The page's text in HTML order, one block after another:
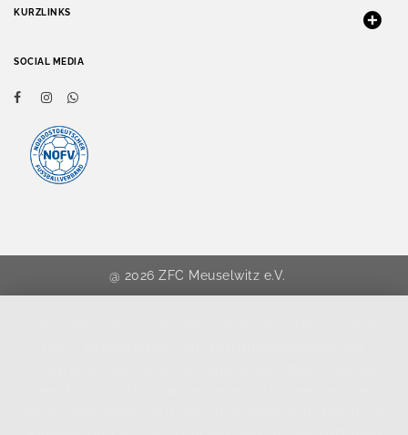
KURZLINKS
SOCIAL MEDIA
@ 2026 ZFC Meuselwitz e.V.